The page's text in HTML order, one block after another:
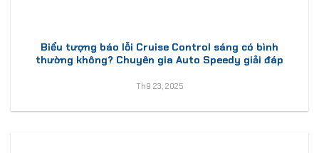
Biểu tượng báo lỗi Cruise Control sáng có bình
thường không? Chuyên gia Auto Speedy giải đáp
Th9 23, 2025